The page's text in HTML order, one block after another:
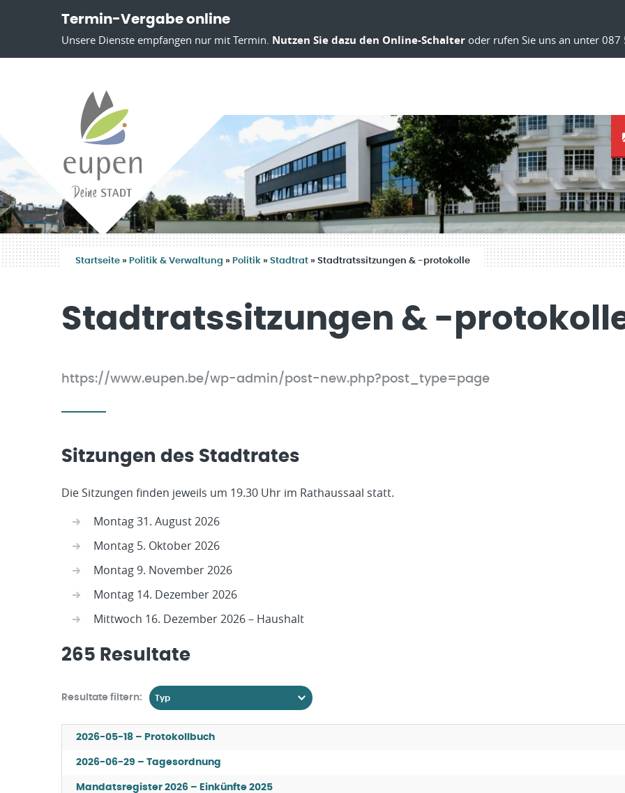
Termin-Vergabe online
Unsere Dienste empfangen nur mit Termin. Nutzen Sie dazu den Online-Schalter oder rufen Sie uns an unter 087
Startseite » Politik & Verwaltung » Politik » Stadtrat » Stadtratssitzungen & -protokolle
Stadtratssitzungen & -
https://www.eupen.be/wp-admin/post-new.php?post_type=page
Sitzungen des Stadtrates
Die Sitzungen finden jeweils um 19.30 Uhr im Rathaussaal statt.
Montag 31. August 2026
Montag 5. Oktober 2026
Montag 9. November 2026
Montag 14. Dezember 2026
Mittwoch 16. Dezember 2026 – Haushalt
265 Resultate
Resultate filtern:
2026-05-18 – Protokollbuch
2026-06-29 – Tagesordnung
Mandatsregister 2026 – Einkünfte 2025